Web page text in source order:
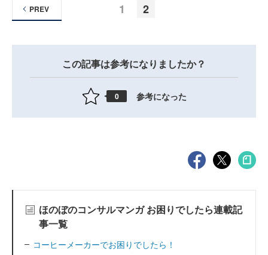
1 2
PREV
この記事は参考になりましたか？
0 参考になった
ほのぼのコンサルマンガ お困りでしたら連載記
事一覧
コーヒーメーカーでお困りでしたら！